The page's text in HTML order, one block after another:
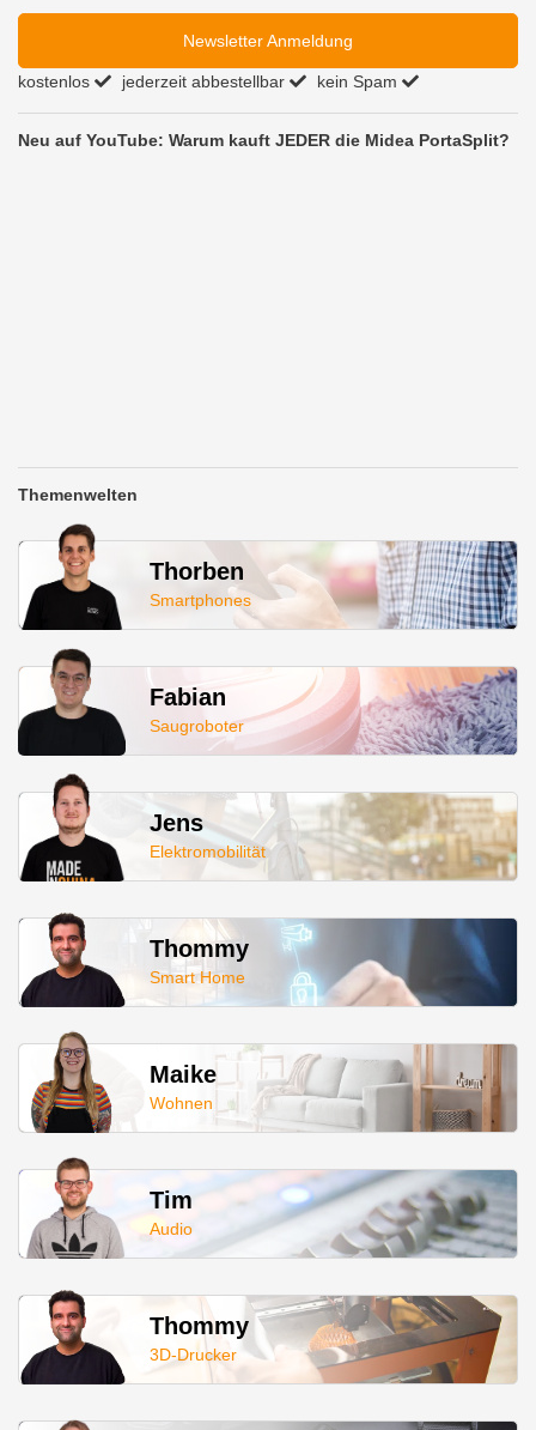
Newsletter Anmeldung
kostenlos jederzeit abbestellbar kein Spam
Neu auf YouTube: Warum kauft JEDER die Midea PortaSplit?
Themenwelten
Thorben
Smartphones
Fabian
Saugroboter
Jens
Elektromobilität
Thommy
Smart Home
Maike
Wohnen
Tim
Audio
Thommy
3D-Drucker